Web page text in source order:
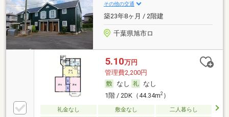
その他の交通
築23年8ヶ月 / 2階建
千葉県旭市ロ
5.10万円
管理費2,200円
なし
なし
1階 / 2DK（44.34m2）
礼金なし 敷金なし
二人暮らし